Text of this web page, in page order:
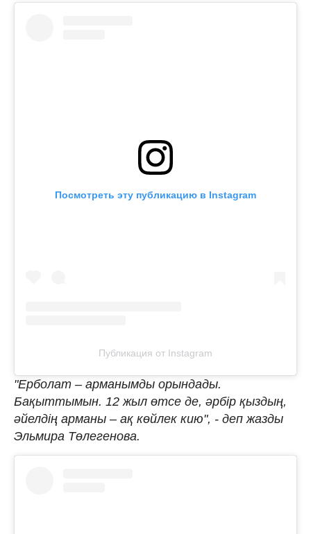
Посмотреть эту публикацию в Instagram
Публикация от Instagram
"Ерболат – арманымды орындады.
Бақыттымын. 12 жыл өтсе де, әрбір қыздың,
әйелдің арманы – ақ көйлек кию", - деп жазды
Эльмира Төлегенова.